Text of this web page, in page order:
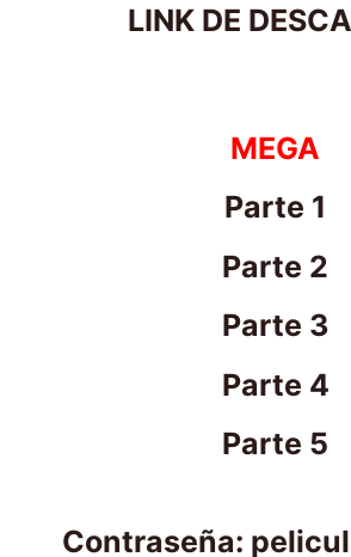
LINK DE
MEGA
Parte 1
Parte 2
Parte 3
Parte 4
Parte 5
Contraseña: